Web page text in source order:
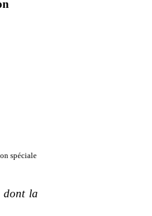
spéciale
dont la